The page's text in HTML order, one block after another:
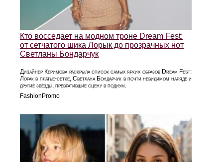
Кто восседает на модном троне Dream Fest:
от сетчатого шика Лорык до прозрачных нот
Светланы Бондарчук
Дизайнер Керимова раскрыла список самых ярких образов Dream Fest:
Лорак в платье‑сетке, Светлана Бондарчук в почти невидимом наряде и
другие звёзды, превратившие сцену в подиум.
FashionPromo